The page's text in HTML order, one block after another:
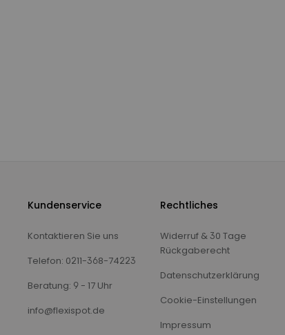
Kundenservice
Kontaktieren Sie uns
Telefon: 0211-368-74223
Beratung: 9 - 17 Uhr
info@flexispot.de
Rechtliches
Widerruf & 30 Tage
Rückgaberecht
Datenschutzerklärung
Cookie-Einstellungen
Impressum